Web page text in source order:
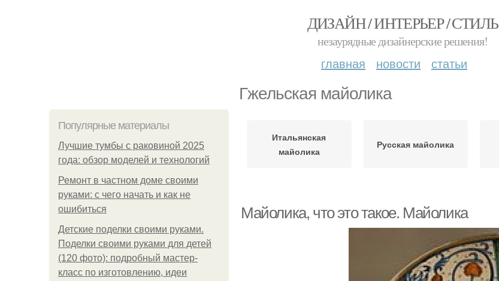
ДИЗАЙН / ИНТЕРЬЕР / СТИЛЬ
незаурядные дизайнерские решения!
главная новости статьи
Гжельская майолика
Популярные материалы
Лучшие тумбы с раковиной 2025
года: обзор моделей и технологий
Ремонт в частном доме своими
руками: с чего начать и как не
ошибиться
Детские поделки своими руками.
Поделки своими руками для детей
(120 фото): подробный мастер-
класс по изготовлению, идеи
Итальянская
майолика
Русская майолика
Майолика, что это такое. Майолика